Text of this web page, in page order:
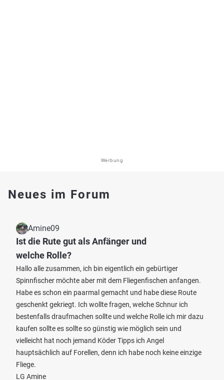
Werbung
Neues im Forum
Amine09
Ist die Rute gut als Anfänger und
welche Rolle?
Hallo alle zusammen, ich bin eigentlich ein gebürtiger
Spinnfischer möchte aber mit dem Fliegenfischen anfangen.
Habe es schon ein paarmal gemacht und habe diese Route
geschenkt gekriegt. Ich wollte fragen, welche Schnur ich
bestenfalls draufmachen sollte und welche Rolle ich mir dazu
kaufen sollte es sollte so günstig wie möglich sein und
vielleicht hat noch jemand Köder Tipps ich Angel
hauptsächlich auf Forellen, denn ich habe noch keine einzige
Fliege.
LG Amine